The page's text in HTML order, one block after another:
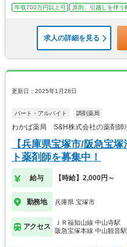
年収700万円以上可 原則、引越しを伴う
求人の詳細を見る
更新日：2025年1月28日
パート・アルバイト 調剤薬局
わかば薬局 S&H株式会社の薬剤師
【兵庫県宝塚市/阪急宝
ト薬剤師を募集中！
給与 【時給】2,000円～
勤務地 兵庫県 宝塚市
アクセス
ＪＲ福知山線 中山寺駅
阪急宝塚本線 中山観音駅